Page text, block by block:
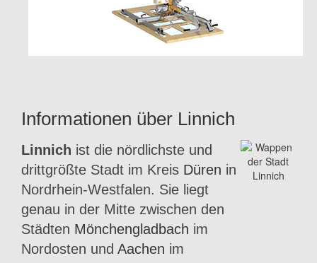
Informationen über Linnich
Linnich ist die nördlichste und
drittgrößte Stadt im Kreis Düren in
Nordrhein-Westfalen. Sie liegt
genau in der Mitte zwischen den
Städten Mönchengladbach im
Nordosten und Aachen im